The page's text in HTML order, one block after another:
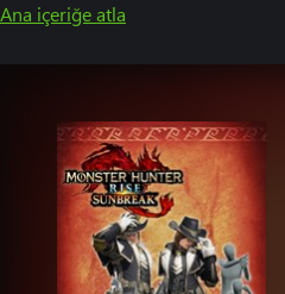
Ana içeriğe atla